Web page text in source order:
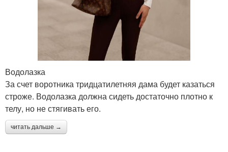
Водолазка
За счет воротника тридцатилетняя дама будет казаться
строже. Водолазка должна сидеть достаточно плотно к
телу, но не стягивать его.
читать дальше →